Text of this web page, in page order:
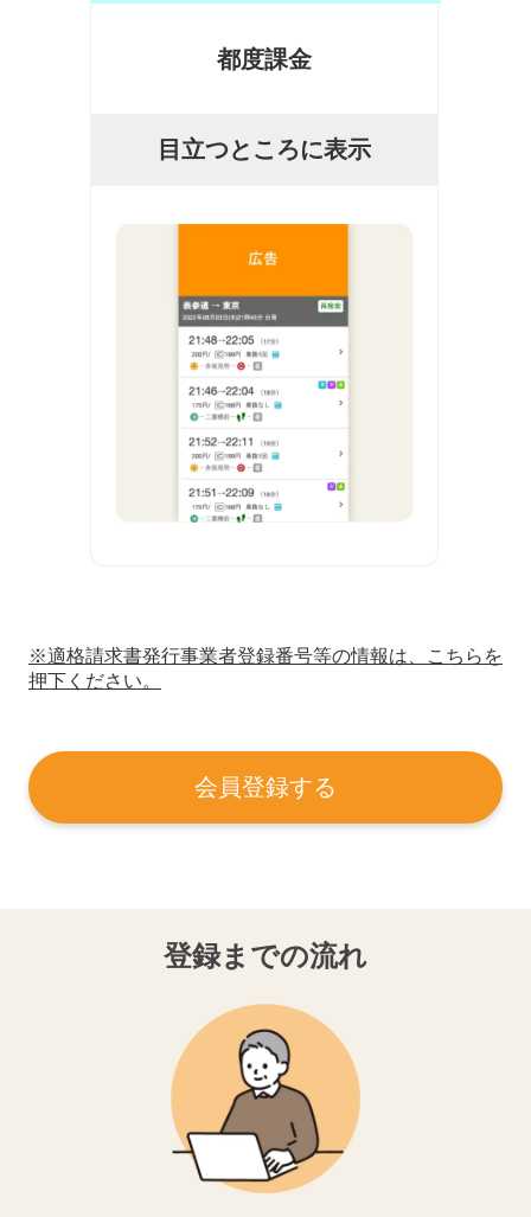
都度課金
目立つところに表示
※適格請求書発行事業者登録番号等の情報は、こちらを
押下ください。
会員登録する
登録までの流れ